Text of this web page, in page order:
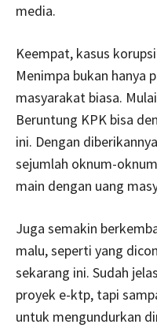
media.
Keempat, kasus
Menimpa bukan hanya
masyarakat biasa.
Beruntung KPK bisa
ini. Dengan
sejumlah oknum-
main dengan uang
Juga semakin
malu, seperti yang
sekarang ini. Sudah
proyek e-ktp, tapi
untuk mengundurkan